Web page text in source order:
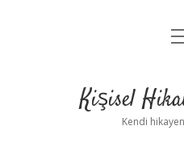
Yasal
Kişisel
Kendi